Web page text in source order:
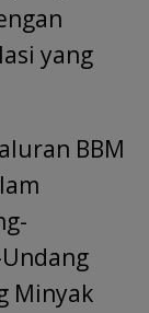
yang
BBM
Minyak